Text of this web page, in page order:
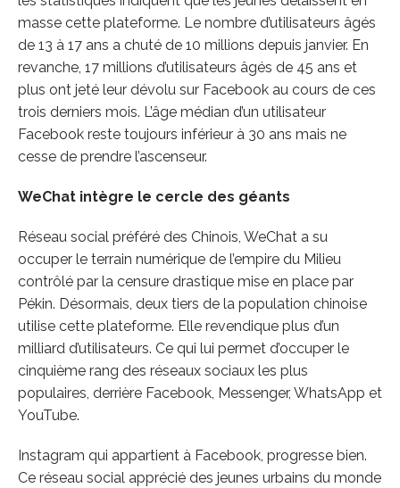
masse cette plateforme. Le nombre d’utilisateurs âgés
de 13 à 17 ans a chuté de 10 millions depuis janvier. En
revanche, 17 millions d’utilisateurs âgés de 45 ans et
plus ont jeté leur dévolu sur Facebook au cours de ces
trois derniers mois. L’âge médian d’un utilisateur
Facebook reste toujours inférieur à 30 ans mais ne
cesse de prendre l’ascenseur.
WeChat intègre le cercle des géants
Réseau social préféré des Chinois, WeChat a su
occuper le terrain numérique de l’empire du Milieu
contrôlé par la censure drastique mise en place par
Pékin. Désormais, deux tiers de la population chinoise
utilise cette plateforme. Elle revendique plus d’un
milliard d’utilisateurs. Ce qui lui permet d’occuper le
cinquième rang des réseaux sociaux les plus
populaires, derrière Facebook, Messenger, WhatsApp et
YouTube.
Instagram qui appartient à Facebook, progresse bien.
Ce réseau social apprécié des jeunes urbains du monde